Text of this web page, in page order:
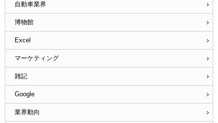
自動車業界
博物館
Excel
マーケティング
雑記
Google
業界動向